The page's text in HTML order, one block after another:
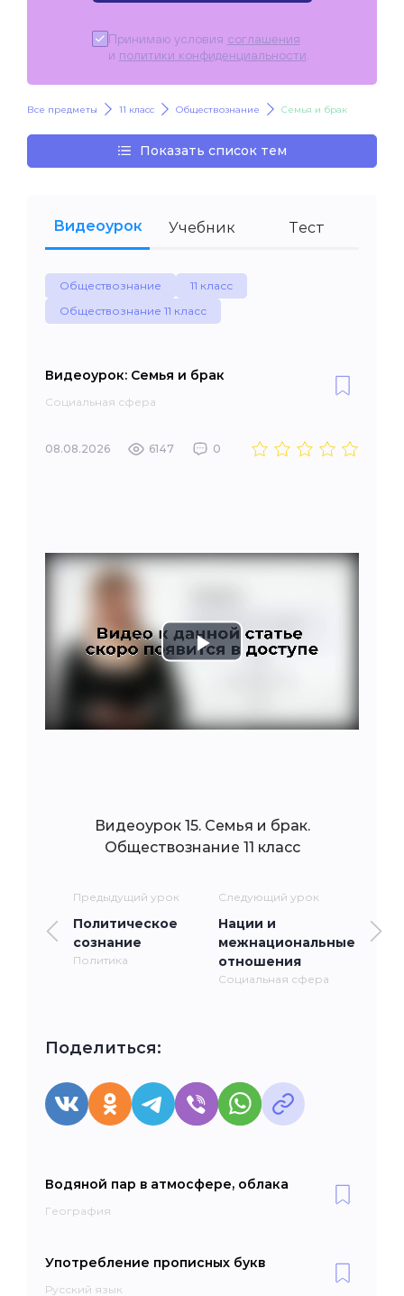
Принимаю условия соглашения
и политики конфиденциальности
Все предметы 11 класс Обществознание Семья и брак
Показать список тем
Видеоурок Учебник Тест
Обществознание
11 класс
Обществознание 11 класс
Видеоурок: Семья и брак
Социальная сфера
08.08.2026 6147 0
Play
Видеоурок 15. Семья и брак.
Обществознание 11 класс
Предыдущий урок
Политическое
сознание
Политика
Следующий урок
Нации и
межнациональные
отношения
Социальная сфера
Поделиться:
Водяной пар в атмосфере, облака
География
Употребление прописных букв
Русский язык